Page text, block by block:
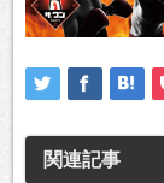
関連記事